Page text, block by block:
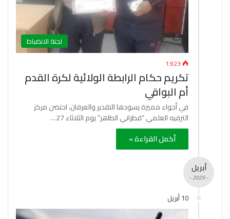
لجنة الانضباط
1٬923
تكريم حكام الرابطة الولائية لكرة القدم
أم البواقي
في أجواء مميزة يسودها التقدير والعرفان، احتضن مركز
الترفيه العلمي “قطراني الطاهر” يوم الثلاثاء 27…
أكمل القراءة »
أبريل
- 2025 -
10 أبريل